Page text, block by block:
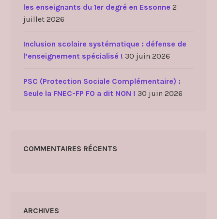
les enseignants du 1er degré en Essonne 2
juillet 2026
Inclusion scolaire systématique : défense de
l’enseignement spécialisé ! 30 juin 2026
PSC (Protection Sociale Complémentaire) :
Seule la FNEC-FP FO a dit NON ! 30 juin 2026
COMMENTAIRES RÉCENTS
ARCHIVES